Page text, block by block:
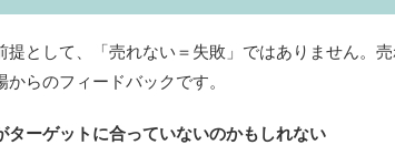
提として、「売れない＝失敗」ではありません。
からのフィードバックです。
ターゲットに合っていないのかもしれない